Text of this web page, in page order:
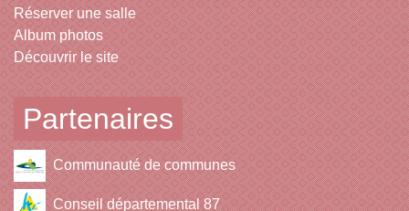
Réserver une salle
Album photos
Découvrir le site
Partenaires
Communauté de communes
Conseil départemental 87